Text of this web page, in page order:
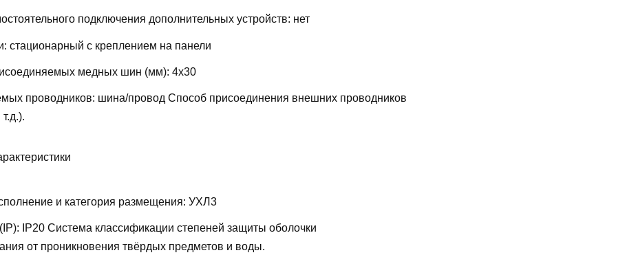
подключения дополнительных устройств: нет
стационарный с креплением на панели
медных шин (мм): 4х30
проводников: шина/провод Способ присоединения внешних проводников
и категория размещения: УХЛ3
IP20 Система классификации степеней защиты оболочки
от проникновения твёрдых предметов и воды.